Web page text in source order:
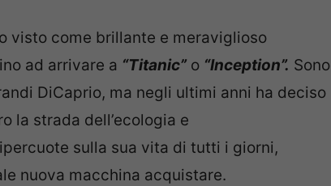
visto come brillante e meraviglioso
ad arrivare a “Titanic” o “Inception”. Sono
DiCaprio, ma negli ultimi anni ha deciso
la strada dell’ecologia e
sulla sua vita di tutti i giorni,
nuova macchina acquistare.